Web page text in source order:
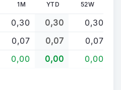
1M YTD 52W
0,30 0,30
0,30
0,07 0,07
0,07
0,00 0,00 0,00